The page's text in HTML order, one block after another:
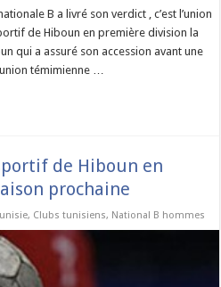
B a livré son verdict , c’est l’union
de Hiboun en première division la
qui a assuré son accession avant une
témimienne …
de Hiboun en
prochaine
, Clubs tunisiens, National B hommes